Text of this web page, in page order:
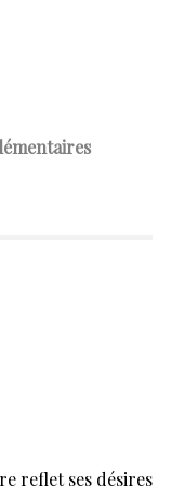
reflet ses désires